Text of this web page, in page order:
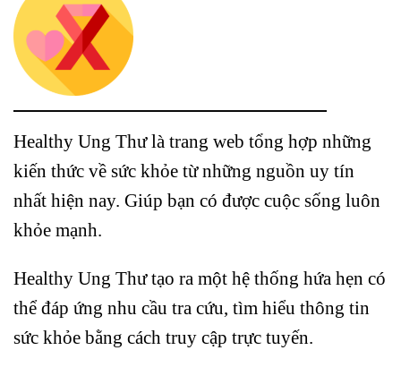
Healthy Ung Thư là trang web tổng hợp những
kiến thức về sức khỏe từ những nguồn uy tín
nhất hiện nay. Giúp bạn có được cuộc sống luôn
khỏe mạnh.
Healthy Ung Thư tạo ra một hệ thống hứa hẹn có
thể đáp ứng nhu cầu tra cứu, tìm hiểu thông tin
sức khỏe bằng cách truy cập trực tuyến.